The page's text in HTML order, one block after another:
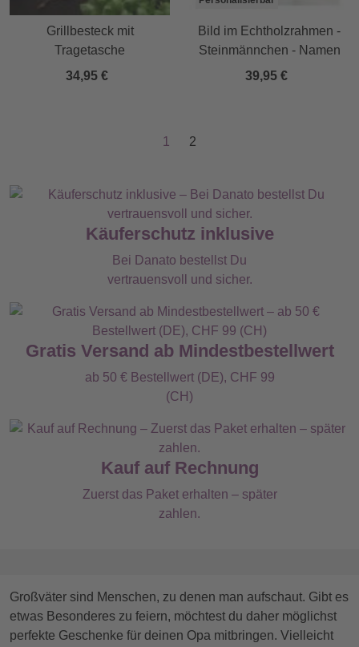
Grillbesteck mit
Tragetasche
34,95 €
Bild im Echtholzrahmen -
Steinmännchen - Namen
39,95 €
1 2
Käuferschutz inklusive
Bei Danato bestellst Du
vertrauensvoll und sicher.
Gratis Versand ab Mindestbestellwert
ab 50 € Bestellwert (DE), CHF 99
(CH)
Kauf auf Rechnung
Zuerst das Paket erhalten – später
zahlen.
Großväter sind Menschen, zu denen man aufschaut. Gibt es
etwas Besonderes zu feiern, möchtest du daher möglichst
perfekte Geschenke für deinen Opa mitbringen. Vielleicht